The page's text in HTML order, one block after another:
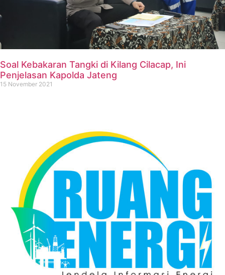
Soal Kebakaran Tangki di Kilang Cilacap, Ini
Penjelasan Kapolda Jateng
15 November 2021